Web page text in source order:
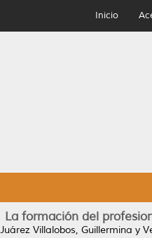
Inicio
La formación del
Juárez Villalobos, Guillermina y